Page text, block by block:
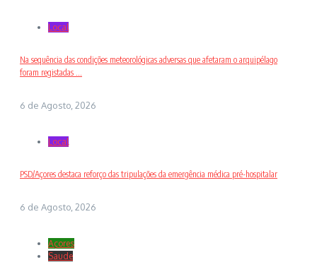
Local
Na sequência das condições meteorológicas adversas que afetaram o arquipélago
foram registadas ...
6 de Agosto, 2026
Local
PSD/Açores destaca reforço das tripulações da emergência médica pré-hospitalar
6 de Agosto, 2026
Açores
Saude